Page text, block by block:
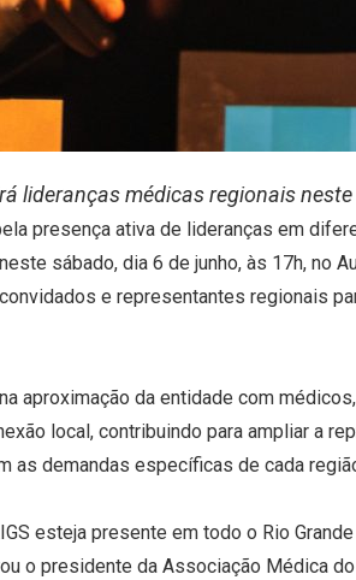
lideranças médicas regionais
presença ativa de lideranças em
sábado, dia 6 de junho, às 17h,
e representantes regionais
aproximação da entidade com
local, contribuindo para ampliar a
as demandas específicas de cada
esteja presente em todo o Rio
o presidente da Associação Médica do